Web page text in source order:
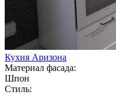
Кухня Аризона
Материал фасада:
Шпон
Стиль: